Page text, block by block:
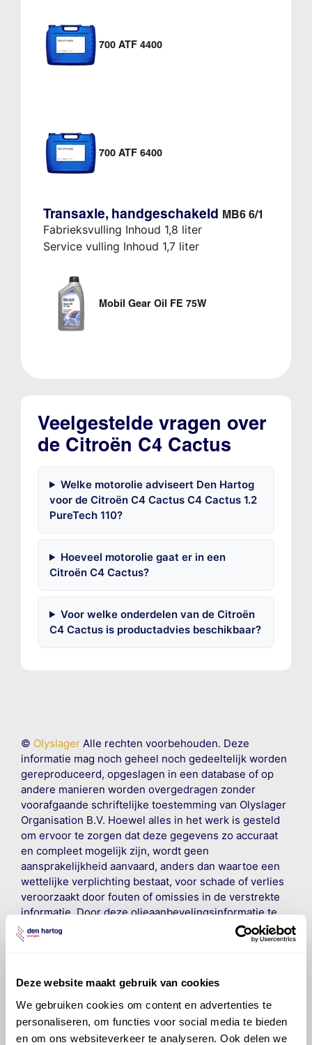
Deze website maakt gebruik van cookies
We gebruiken cookies om content en advertenties te
personaliseren, om functies voor social media te bieden
en om ons websiteverkeer te analyseren. Ook delen we
700 ATF 4400
700 ATF 6400
Transaxle, handgeschakeld MB6 6/1
Fabrieksvulling Inhoud 1,8 liter
Service vulling Inhoud 1,7 liter
Mobil Gear Oil FE 75W
Veelgestelde vragen over
de Citroën C4 Cactus
Welke motorolie adviseert Den Hartog
voor de Citroën C4 Cactus C4 Cactus 1.2
PureTech 110?
Hoeveel motorolie gaat er in een
Citroën C4 Cactus?
Voor welke onderdelen van de Citroën
C4 Cactus is productadvies beschikbaar?
© OlyslagerAlle rechten voorbehouden. Deze
informatie mag noch geheel noch gedeeltelijk worden
gereproduceerd, opgeslagen in een database of op
andere manieren worden overgedragen zonder
voorafgaande schriftelijke toestemming van Olyslager
Organisation B.V. Hoewel alles in het werk is gesteld
om ervoor te zorgen dat deze gegevens zo accuraat
en compleet mogelijk zijn, wordt geen
aansprakelijkheid aanvaard, anders dan waartoe een
wettelijke verplichting bestaat, voor schade of verlies
veroorzaakt door fouten of omissies in de verstrekte
informatie. Door deze olieaanbevelingsinformatie te
raadplegen en te gebruiken erkent de gebruiker dat
hij/zij de ervaring, de kennis en het vermogen heeft
vrijwaart en indemniseert de uitgever en
Energiesvoor enig verlies, letsel, claim en schade
veroorzaakt door een onjuiste interpretatie of een
onjuist gebruik van de gepubliceerde gegevens.